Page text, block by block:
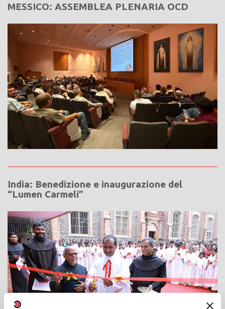
MESSICO: ASSEMBLEA PLENARIA OCD
India: Benedizione e inaugurazione del
“Lumen Carmeli”